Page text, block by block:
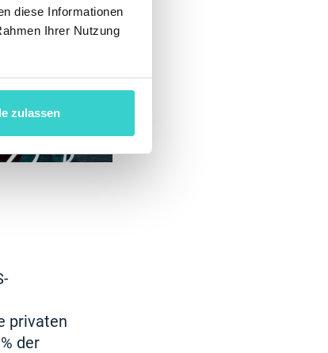
diese Informationen
Ihrer Nutzung
zulassen
privaten
der